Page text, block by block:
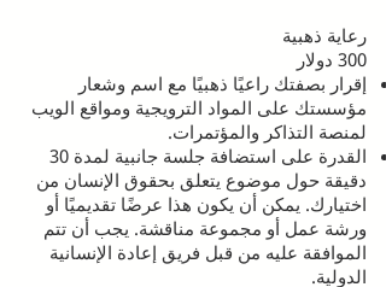
رعاية ذهبية
300 دولار
إقرار بصفتك راعيًا ذهبيًا مع اسم وشعار
مؤسستك على المواد الترويجية ومواقع الويب
لمنصة التذاكر والمؤتمرات.
القدرة على استضافة جلسة جانبية لمدة 30
دقيقة حول موضوع يتعلق بحقوق الإنسان من
اختيارك. يمكن أن يكون هذا عرضًا تقديميًا أو
ورشة عمل أو مجموعة مناقشة. يجب أن تتم
الموافقة عليه من قبل فريق إعادة الإنسانية
الدولية.